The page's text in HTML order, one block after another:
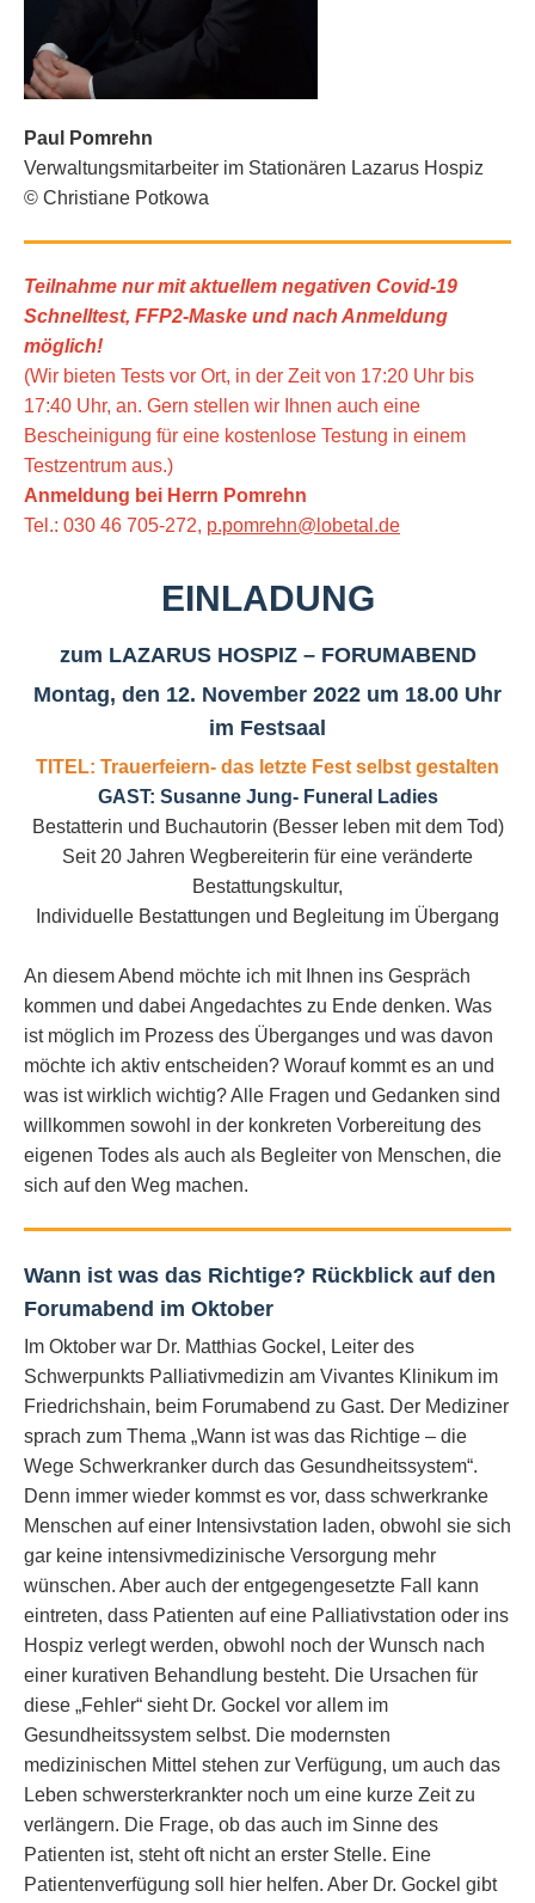
Paul Pomrehn
Verwaltungsmitarbeiter im Stationären Lazarus Hospiz
© Christiane Potkowa
Teilnahme nur mit aktuellem negativen Covid-19
Schnelltest, FFP2-Maske und nach Anmeldung
möglich!
(Wir bieten Tests vor Ort, in der Zeit von 17:20 Uhr bis
17:40 Uhr, an. Gern stellen wir Ihnen auch eine
Bescheinigung für eine kostenlose Testung in einem
Testzentrum aus.)
Anmeldung bei Herrn Pomrehn
Tel.: 030 46 705-272, p.pomrehn@lobetal.de
EINLADUNG
zum LAZARUS HOSPIZ – FORUMABEND
Montag, den 12. November 2022 um 18.00 Uhr
im Festsaal
TITEL: Trauerfeiern- das letzte Fest selbst gestalten
GAST: Susanne Jung- Funeral Ladies
Bestatterin und Buchautorin (Besser leben mit dem Tod)
Seit 20 Jahren Wegbereiterin für eine veränderte
Bestattungskultur,
Individuelle Bestattungen und Begleitung im Übergang
An diesem Abend möchte ich mit Ihnen ins Gespräch
kommen und dabei Angedachtes zu Ende denken. Was
ist möglich im Prozess des Überganges und was davon
möchte ich aktiv entscheiden? Worauf kommt es an und
was ist wirklich wichtig? Alle Fragen und Gedanken sind
willkommen sowohl in der konkreten Vorbereitung des
eigenen Todes als auch als Begleiter von Menschen, die
sich auf den Weg machen.
Wann ist was das Richtige? Rückblick auf den
Forumabend im Oktober
Im Oktober war Dr. Matthias Gockel, Leiter des
Schwerpunkts Palliativmedizin am Vivantes Klinikum im
Friedrichshain, beim Forumabend zu Gast. Der Mediziner
sprach zum Thema „Wann ist was das Richtige – die
Wege Schwerkranker durch das Gesundheitssystem“.
Denn immer wieder kommst es vor, dass schwerkranke
Menschen auf einer Intensivstation laden, obwohl sie sich
gar keine intensivmedizinische Versorgung mehr
wünschen. Aber auch der entgegengesetzte Fall kann
eintreten, dass Patienten auf eine Palliativstation oder ins
Hospiz verlegt werden, obwohl noch der Wunsch nach
einer kurativen Behandlung besteht. Die Ursachen für
diese „Fehler“ sieht Dr. Gockel vor allem im
Gesundheitssystem selbst. Die modernsten
medizinischen Mittel stehen zur Verfügung, um auch das
Leben schwersterkrankter noch um eine kurze Zeit zu
verlängern. Die Frage, ob das auch im Sinne des
Patienten ist, steht oft nicht an erster Stelle. Eine
Patientenverfügung soll hier helfen. Aber Dr. Gockel gibt